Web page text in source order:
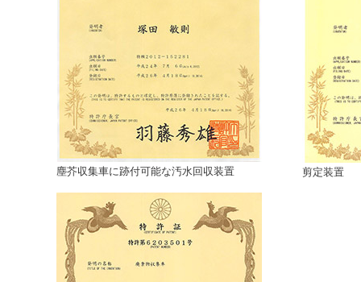
塵芥収集車に跡付可能な汚水回収装置 剪定装置